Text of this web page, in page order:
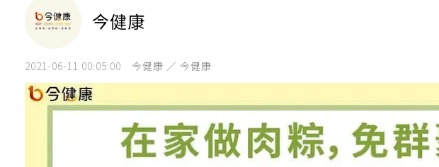
今健康
2021-06-11 00:05:00 今健康 ／ 今健康